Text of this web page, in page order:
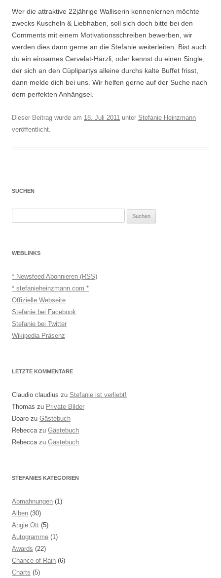
Wer die attraktive 22jährige Walliserin kennenlernen möchte
zwecks Kuscheln & Liebhaben, soll sich doch bitte bei den
Comments mit einem Motivationsschreiben bewerben, wir
werden dies dann gerne an die Stefanie weiterleiten. Bist auch
du ein einsames Cervelat-Härzli, oder kennst du einen Single,
der sich an den Cüplipartys alleine durchs kalte Buffet frisst,
dann melde dich bei uns. Wir helfen gerne auf der Suche nach
dem perfekten Anhängsel.
Dieser Beitrag wurde am 18. Juli 2011 unter Stefanie Heinzmann
veröffentlicht.
SUCHEN
WEBLINKS
* Newsfeed Abonnieren (RSS)
* stefanieheinzmann.com *
Offizielle Webseite
Stefanie bei Facebook
Stefanie bei Twitter
Wikipedia Präsenz
LETZTE KOMMENTARE
Claudio claudius zu Stefanie ist verliebt!
Thomas zu Private Bilder
Doaro zu Gästebuch
Rebeccazu Gästebuch
Rebeccazu Gästebuch
STEFANIES KATEGORIEN
Abmahnungen (1)
Alben (30)
Angie Ott (5)
Autogramme (1)
Awards (22)
Chance of Rain (6)
Charts (5)